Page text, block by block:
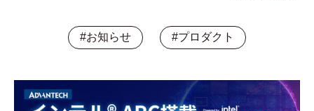
#お知らせ #プロダクト